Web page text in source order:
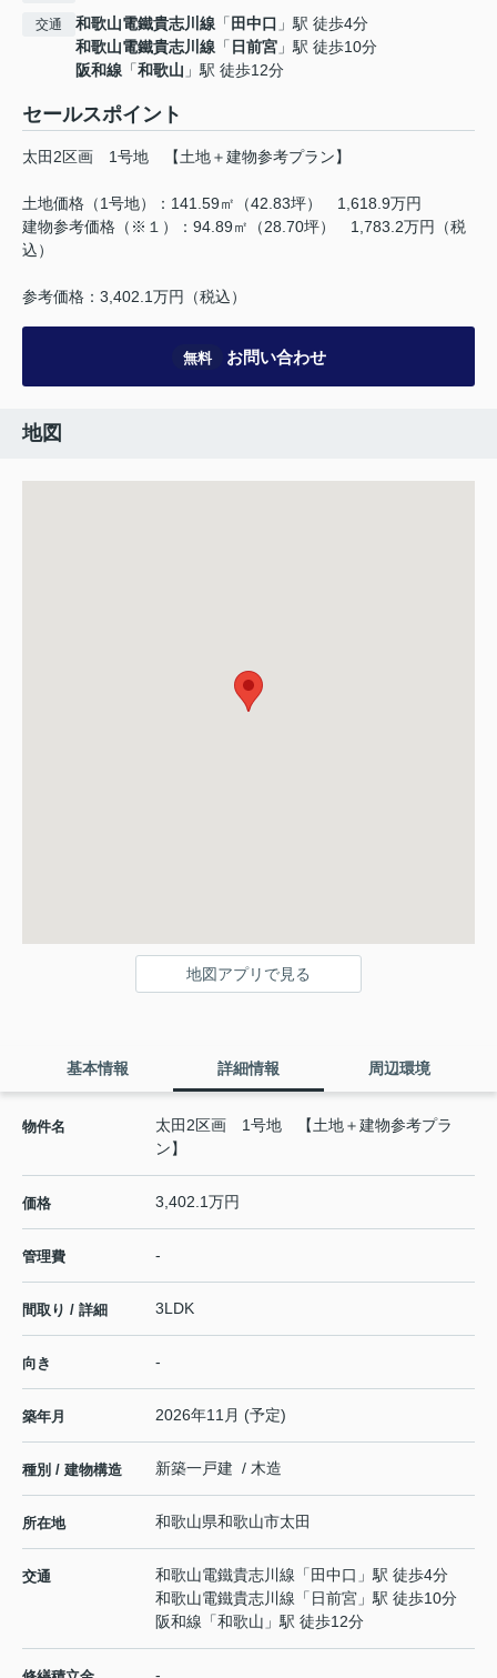
交通 和歌山電鐵貴志川線 「 田中口 」駅 徒歩4分
和歌山電鐵貴志川線 「 日前宮 」駅 徒歩10分
阪和線 「和歌山 」駅 徒歩12分
セールスポイント
太田2区画 1号地 【土地＋建物参考プラン】
土地価格（1号地）：141.59㎡（42.83坪） 1,618.9万円
建物参考価格（※１）：94.89㎡（28.70坪） 1,783.2万円（税
込）
参考価格：3,402.1万円（税込）
無料 お問い合わせ
地図
地図アプリで見る
基本情報 詳細情報 周辺環境
物件名
太田2区画 1号地 【土地＋建物参考プラ
ン】
価格 3,402.1万円
管理費 -
間取り / 詳細 3LDK
向き -
築年月 2026年11月 (予定)
種別 / 建物構造 新築一戸建 / 木造
所在地 和歌山県和歌山市太田
交通 和歌山電鐵貴志川線 「 田中口 」駅 徒歩4分
和歌山電鐵貴志川線 「 日前宮 」駅 徒歩10分
阪和線 「和歌山 」駅 徒歩12分
-